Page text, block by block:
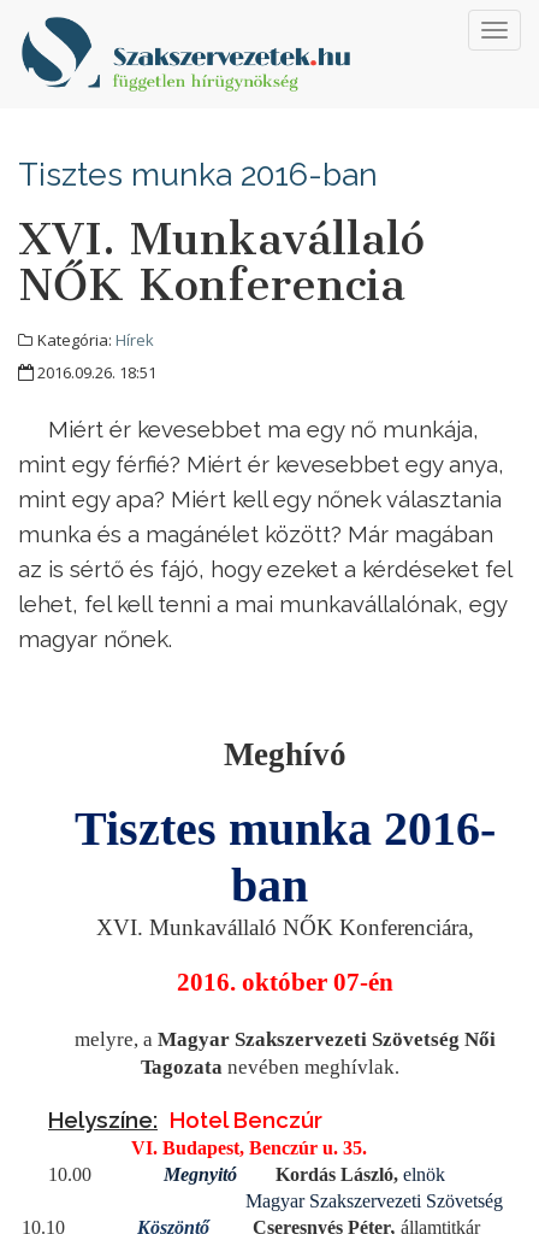
Tisztes munka 2016-ban
XVI. Munkavállaló
NŐK Konferencia
Kategória: Hírek
2016.09.26. 18:51
Miért ér kevesebbet ma egy nő munkája,
mint egy férfié? Miért ér kevesebbet egy anya,
mint egy apa? Miért kell egy nőnek választania
munka és a magánélet között? Már magában
az is sértő és fájó, hogy ezeket a kérdéseket fel
lehet, fel kell tenni a mai munkavállalónak, egy
magyar nőnek.
Meghívó
Tisztes munka 2016-
ban
XVI. Munkavállaló NŐK Konferenciára,
2016. október 07-én
melyre, aMagyar Szakszervezeti Szövetség Női
Tagozatanevében meghívlak.
Helyszíne: Hotel Benczúr
VI. Budapest, Benczúr u. 35.
10.00
Megnyitó Kordás László, elnök
Magyar Szakszervezeti Szövetség
10.10
Köszöntő Cseresnyés Péter,államtitkár